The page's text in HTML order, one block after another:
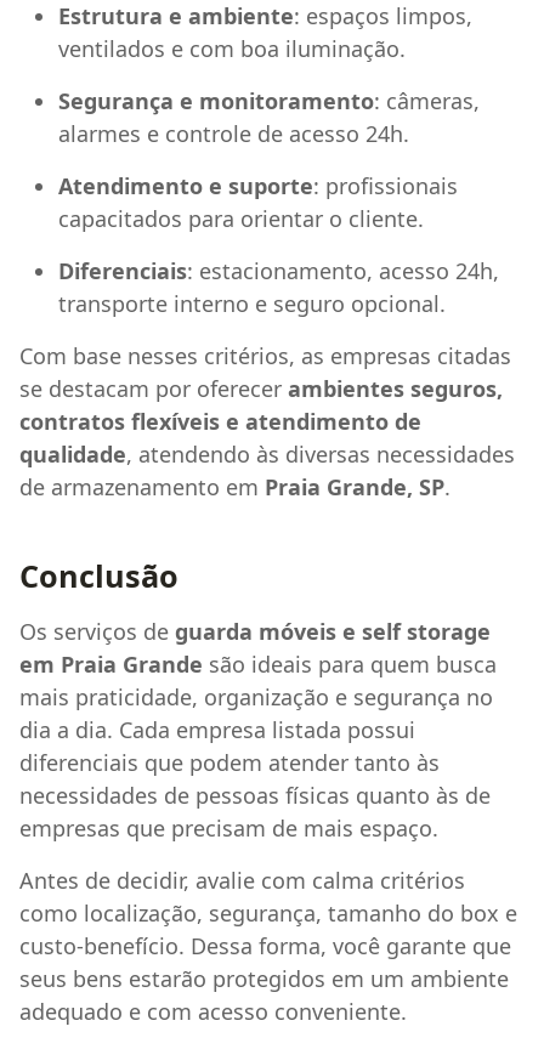
Estrutura e ambiente: espaços limpos,
ventilados e com boa iluminação.
Segurança e monitoramento: câmeras,
alarmes e controle de acesso 24h.
Atendimento e suporte: profissionais
capacitados para orientar o cliente.
Diferenciais: estacionamento, acesso 24h,
transporte interno e seguro opcional.
Com base nesses critérios, as empresas citadas
se destacam por oferecer ambientes seguros,
contratos flexíveis e atendimento de
qualidade, atendendo às diversas necessidades
de armazenamento em Praia Grande, SP.
Conclusão
Os serviços de guarda móveis e self storage
em Praia Grande são ideais para quem busca
mais praticidade, organização e segurança no
dia a dia. Cada empresa listada possui
diferenciais que podem atender tanto às
necessidades de pessoas físicas quanto às de
empresas que precisam de mais espaço.
Antes de decidir, avalie com calma critérios
como localização, segurança, tamanho do box e
custo-benefício. Dessa forma, você garante que
seus bens estarão protegidos em um ambiente
adequado e com acesso conveniente.